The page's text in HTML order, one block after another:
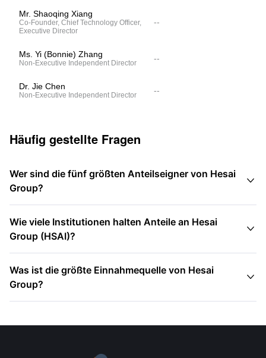
Mr. Shaoqing Xiang
Co-Founder, Chief Technology Officer,
Executive Director
--
Ms. Yi (Bonnie) Zhang
Non-Executive Independent Director --
Dr. Jie Chen
Non-Executive Independent Director --
Häufig gestellte Fragen
Wer sind die fünf größten Anteilseigner von Hesai
Group?

Wie viele Institutionen halten Anteile an Hesai
Group (HSAI)?

Was ist die größte Einnahmequelle von Hesai
Group?
